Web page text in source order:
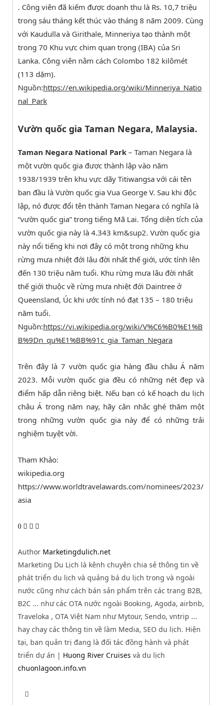
. Công viên đã kiếm được doanh thu là Rs. 10,7 triệu
trong sáu tháng kết thúc vào tháng 8 năm 2009. Cùng
với Kaudulla và Girithale, Minneriya tạo thành một
trong 70 Khu vực chim quan trọng (IBA) của Sri
Lanka. Công viên nằm cách Colombo 182 kilômét
(113 dặm).
Nguồn:https://en.wikipedia.org/wiki/Minneriya_Natio
nal_Park
Vườn quốc gia Taman Negara, Malaysia.
Taman Negara National Park – Taman Negara là
một vườn quốc gia được thành lập vào năm
1938/1939 trên khu vực dãy Titiwangsa với cái tên
ban đầu là Vườn quốc gia Vua George V. Sau khi độc
lập, nó được đổi tên thành Taman Negara có nghĩa là
“vườn quốc gia” trong tiếng Mã Lai. Tổng diện tích của
vườn quốc gia này là 4.343 km&sup2. Vườn quốc gia
này nổi tiếng khi nơi đây có một trong những khu
rừng mưa nhiệt đới lâu đời nhất thế giới, ước tính lên
đến 130 triệu năm tuổi. Khu rừng mưa lâu đời nhất
thế giới thuộc về rừng mưa nhiệt đới Daintree ở
Queensland, Úc khi ước tính nó đạt 135 – 180 triệu
năm tuổi.
Nguồn:https://vi.wikipedia.org/wiki/V%C6%B0%E1%B
B%9Dn_qu%E1%BB%91c_gia_Taman_Negara
Trên đây là 7 vườn quốc gia hàng đầu châu Á năm
2023. Mỗi vườn quốc gia đều có những nét đẹp và
điểm hấp dẫn riêng biệt. Nếu bạn có kế hoạch du lịch
châu Á trong năm nay, hãy cân nhắc ghé thăm một
trong những vườn quốc gia này để có những trải
nghiệm tuyệt vời.
Tham Khảo:
wikipedia.org
https://www.worldtravelawards.com/nominees/2023/
asia
0
Author Marketingdulich.net
Marketing Du Lịch là kênh chuyên chia sẻ thông tin về
phát triển du lịch và quảng bá du lịch trong và ngoài
nước cũng như cách bán sản phẩm trên các trang B2B,
B2C ... như các OTA nước ngoài Booking, Agoda, airbnb,
Traveloka , OTA Việt Nam như Mytour, Sendo, vntrip ...
hay chay các thông tin về làm Media, SEO du lịch. Hiện
tại, ban quản trị đang là đối tác đồng hành và phát
triển dự án | Huong River Cruises và du lịch
chuonlagoon.info.vn